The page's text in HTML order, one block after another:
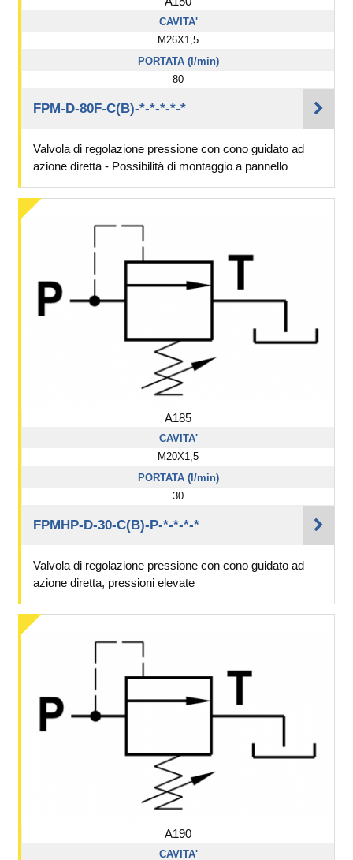
CAVITA'
M26X1,5
PORTATA (l/min)
80
FPM-D-80F-C(B)-*-*-*-*-*
Valvola di regolazione pressione con cono guidato ad
azione diretta - Possibilità di montaggio a pannello
A185
CAVITA'
M20X1,5
PORTATA (l/min)
30
FPMHP-D-30-C(B)-P-*-*-*-*
Valvola di regolazione pressione con cono guidato ad
azione diretta, pressioni elevate
A190
CAVITA'